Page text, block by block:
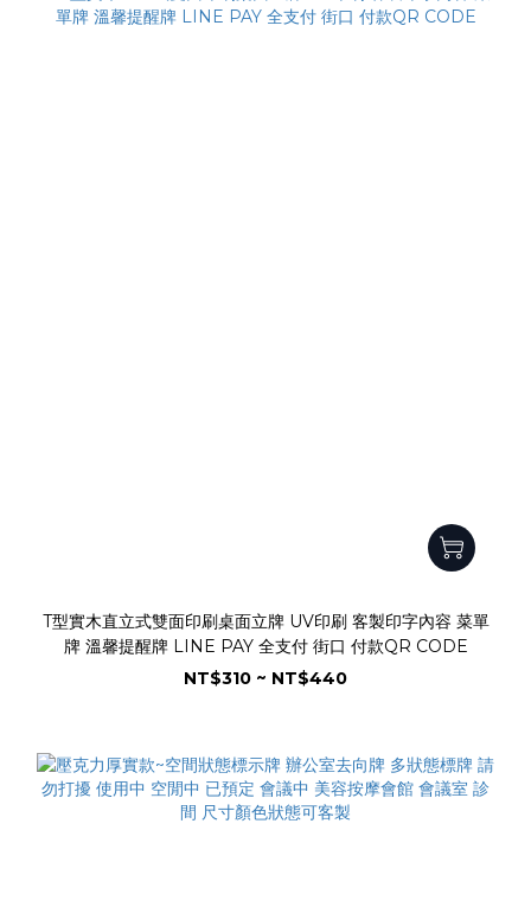
T型實木直立式雙面印刷桌面立牌 UV印刷 客製印字內容 菜單
牌 溫馨提醒牌 LINE PAY 全支付 街口 付款QR CODE
NT$310 ~ NT$440